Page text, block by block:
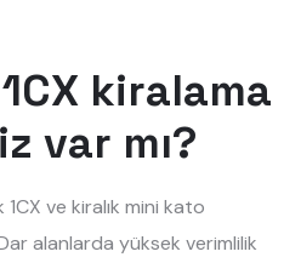
kiralama
var mı?
ve kiralık mini kato
alanlarda yüksek verimlilik